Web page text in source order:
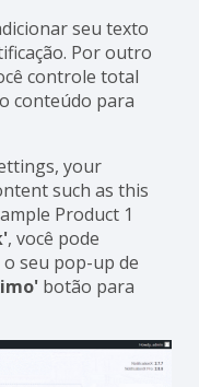
seu texto
Por outro
controle total
conteúdo para
your
such as this
Product 1
, você pode
seu pop-up de
botão para